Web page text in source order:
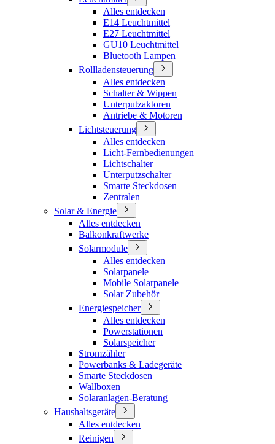
Alles entdecken
E14 Leuchtmittel
E27 Leuchtmittel
GU10 Leuchtmittel
Bluetooth Lampen
Rollladensteuerung
Alles entdecken
Schalter & Wippen
Unterputzaktoren
Antriebe & Motoren
Lichtsteuerung
Alles entdecken
Licht-Fernbedienungen
Lichtschalter
Unterputzschalter
Smarte Steckdosen
Zentralen
Solar & Energie
Alles entdecken
Balkonkraftwerke
Solarmodule
Alles entdecken
Solarpanele
Mobile Solarpanele
Solar Zubehör
Energiespeicher
Alles entdecken
Powerstationen
Solarspeicher
Stromzähler
Powerbanks & Ladegeräte
Smarte Steckdosen
Wallboxen
Solaranlagen-Beratung
Haushaltsgeräte
Alles entdecken
Reinigen